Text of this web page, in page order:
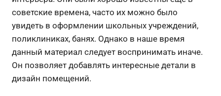
советские времена, часто их можно было
увидеть в оформлении школьных учреждений,
поликлиниках, банях. Однако в наше время
данный материал следует воспринимать иначе.
Он позволяет добавлять интересные детали в
дизайн помещений.